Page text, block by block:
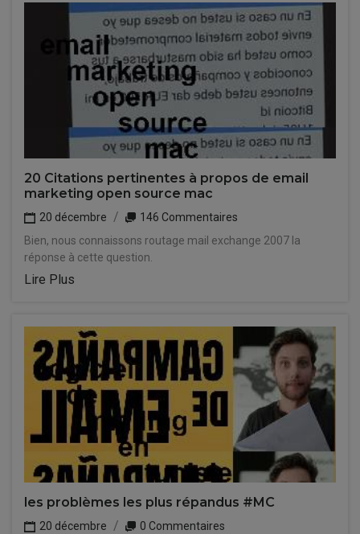
20 Citations pertinentes à propos de email
marketing open source mac
20 décembre
146 Commentaires
Bien, nous connaissons routage mail exchange 2007 la
réponse à cette question.
Lire Plus
les problèmes les plus répandus #MC
20 décembre 0 Commentaires